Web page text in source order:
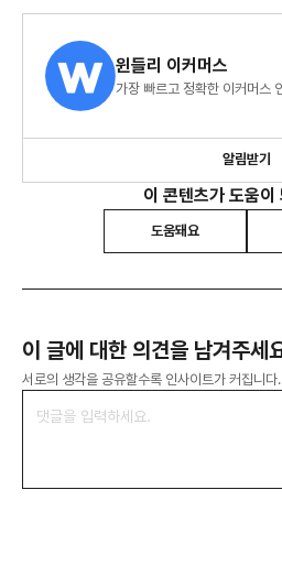
윈들리 이커머스
가장 빠르고 정확한 이커머스
알림받기
이 콘텐츠가 도움이
도움돼요
이 글에 대한 의견을 남겨주세
서로의 생각을 공유할수록 인사이트가 커집니다.